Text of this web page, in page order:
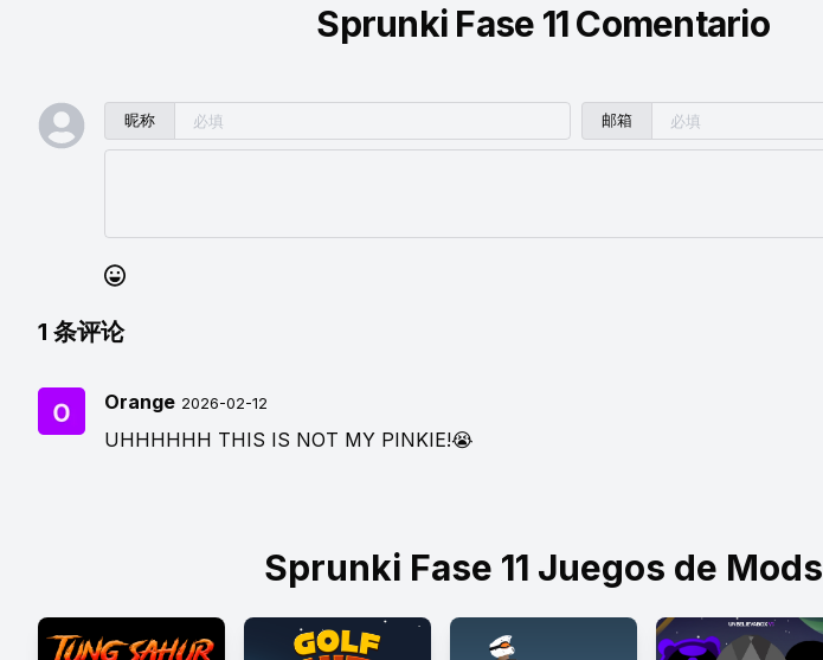
Sprunki Fase 11 Comentario
昵称 邮箱
1 条评论
Orange 2026-02-12
UHHHHHH THIS IS NOT MY PINKIE!😭
Sprunki Fase 11 Juegos de Mods